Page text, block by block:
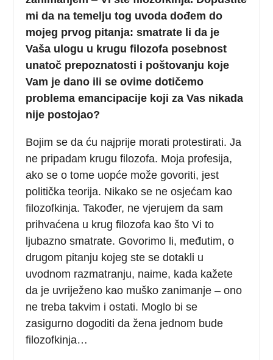
mi da na temelju tog uvoda dođem do
mojeg prvog pitanja: smatrate li da je
Vaša ulogu u krugu filozofa posebnost
unatoč prepoznatosti i poštovanju koje
Vam je dano ili se ovime dotičemo
problema emancipacije koji za Vas nikada
nije postojao?
Bojim se da ću najprije morati protestirati. Ja
ne pripadam krugu filozofa. Moja profesija,
ako se o tome uopće može govoriti, jest
politička teorija. Nikako se ne osjećam kao
filozofkinja. Također, ne vjerujem da sam
prihvaćena u krug filozofa kao što Vi to
ljubazno smatrate. Govorimo li, međutim, o
drugom pitanju kojeg ste se dotakli u
uvodnom razmatranju, naime, kada kažete
da je uvriježeno kao muško zanimanje – ono
ne treba takvim i ostati. Moglo bi se
zasigurno dogoditi da žena jednom bude
filozofkinja…